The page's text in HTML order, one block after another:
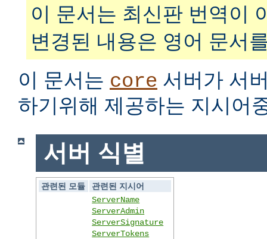
이 문서는 최신판 번역이
변경된 내용은 영어 문서
이 문서는 core 서버가 서
하기위해 제공하는 지시어
서버 식별
관련된 모듈
관련된 지시어
ServerName
ServerAdmin
ServerSignature
ServerTokens